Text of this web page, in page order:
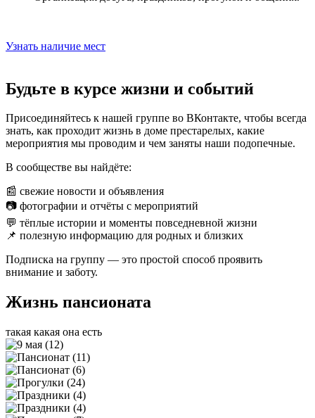
Узнать наличие мест
Будьте в курсе жизни и событий
Присоединяйтесь к нашей группе во ВКонтакте, чтобы всегда
знать, как проходит жизнь в доме престарелых, какие
мероприятия мы проводим и чем заняты наши подопечные.
В сообществе вы найдёте:
📰 свежие новости и объявления
📷 фотографии и отчёты с мероприятий
💬 тёплые истории и моменты повседневной жизни
📌 полезную информацию для родных и близких
Подписка на группу — это простой способ проявить
внимание и заботу.
Жизнь пансионата
такая какая она есть